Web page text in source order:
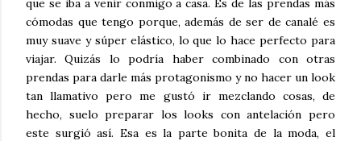
que se iba a venir conmigo a casa. Es de las prendas más
cómodas que tengo porque, además de ser de canalé es
muy suave y súper elástico, lo que lo hace perfecto para
viajar. Quizás lo podría haber combinado con otras
prendas para darle más protagonismo y no hacer un look
tan llamativo pero me gustó ir mezclando cosas, de
hecho, suelo preparar los looks con antelación pero
este surgió así. Esa es la parte bonita de la moda, el